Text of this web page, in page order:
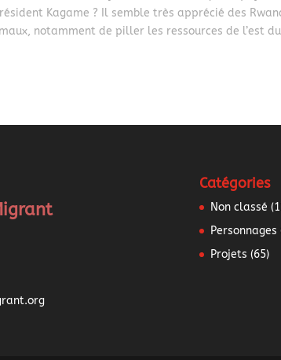
Kagame ? Il semble très apprécié des
notamment de piller les ressources de l’est du
Catégories
Non classé
Personnages
Projets (65)